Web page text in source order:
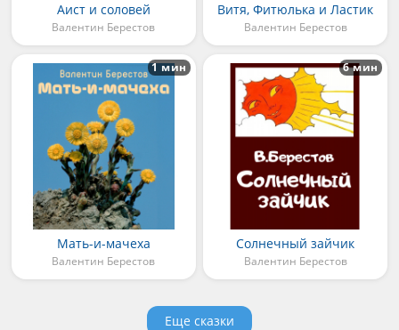
Аист и соловей
Валентин Берестов
Витя, Фитюлька и Ластик
Валентин Берестов
Мать-и-мачеха
Валентин Берестов
1 мин
Солнечный зайчик
Валентин Берестов
6 мин
Еще сказки